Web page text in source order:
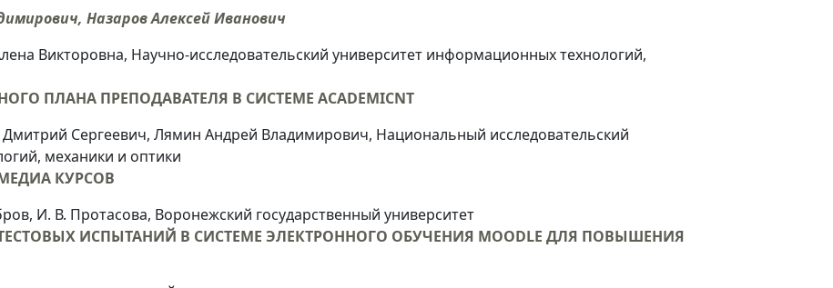
Назаров Алексей Иванович
Викторовна, Научно-исследовательский университет информационных технологий,
ПЛАНА ПРЕПОДАВАТЕЛЯ В СИСТЕМЕ ACADEMICNT
Сергеевич, Лямин Андрей Владимирович, Национальный исследовательский
механики и оптики
КУРСОВ
И. В. Протасова, Воронежский государственный университет
ИСПЫТАНИЙ В СИСТЕМЕ ЭЛЕКТРОННОГО ОБУЧЕНИЯ MOODLE ДЛЯ ПОВЫШЕНИЯ